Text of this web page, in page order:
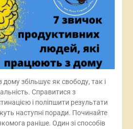
дому збільшує як свободу, так і
Справитися з
і поліпшити результати
наступні поради. Починайте
раніше. Один зі способів